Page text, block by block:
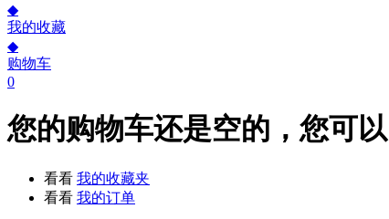
◆
我的收藏
◆
购物车
0
您的购物车还是空的，您可以
看看 我的收藏夹
看看 我的订单